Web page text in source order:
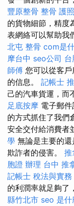
豐原整骨 整骨 護
的貨物細節，精度
表網絡可以幫助我
北屯 整骨 com是
摩台中 seo公司
師傅 您可以從客
的信息。 記帳士
己的汽車貨運，而
足底按摩 電子郵
的方式抓住了我們
安全交付給消費者
學 無論是主要的
欺詐者的侵害。 推
胞證 辦理 台中 推
記帳士 稅法與實務
的利潤率就足夠了
縣竹北市 seo 是什